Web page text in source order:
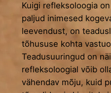
Kuigi refleksoloogia
paljud inimesed
leevendust, on
tõhususe kohta
Teadusuuringud on
refleksoloogial võib
vähendav mõju, kuid